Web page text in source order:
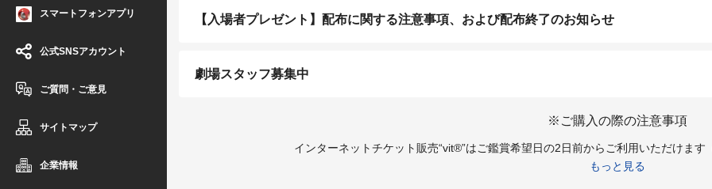
スマートフォンアプリ
公式SNSアカウント
ご質問・ご意見
サイトマップ
企業情報
【入場者プレゼント】配布に関する注意事項、および配布終了のお知らせ
劇場スタッフ募集中
※ご購入の際の注意事項
インターネットチケット販売“vit®”はご鑑賞希望日の2日前からご利用いただけます
※青森県では18歳未満の方は上映終了時刻が23：00を過ぎる上映回は、保護者同
もっと見る